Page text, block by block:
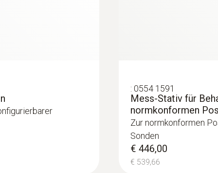
:0632 1271
CO-Sonde (digital)
Intuitiv: Klar
Bestimmung von CO-
Heizungsräumen
: 0554 1591
Mess-Stativ für
normkonformen
Zur normkonformen
Sonden
€ 446,00
€ 539,66